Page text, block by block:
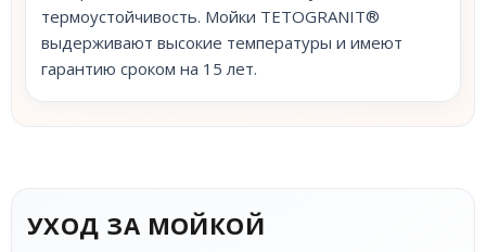
термоустойчивость. Мойки TETOGRANIT®
выдерживают высокие температуры и имеют
гарантию сроком на 15 лет.
УХОД ЗА МОЙКОЙ